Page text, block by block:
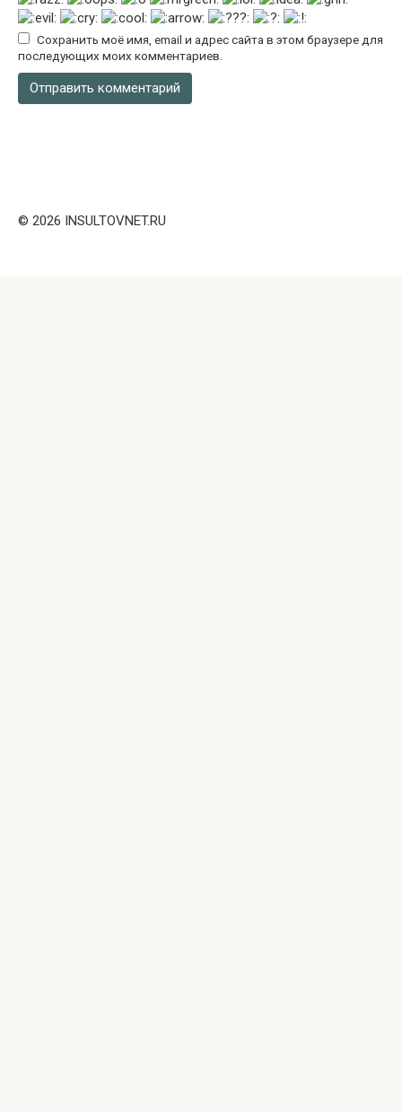
Сохранить моё имя, email и адрес сайта в этом браузере для
последующих моих комментариев.
© 2026 INSULTOVNET.RU